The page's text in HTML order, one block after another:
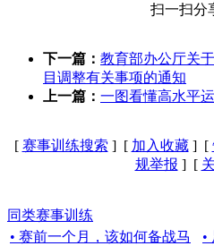
扫一扫分
下一篇： 教育部办公厅关
目调整有关事项的通知
上一篇： 一图看懂高水平
[ 赛事训练搜索 ] [ 加入收藏] [
规举报 ] [
同类赛事训练
• 赛前一个月，该如何备战马
•